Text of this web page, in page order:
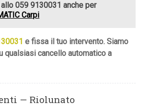
059 9130031 anche per
Carpi
e fissa il tuo intervento. Siamo
qualsiasi cancello automatico a
— Riolunato